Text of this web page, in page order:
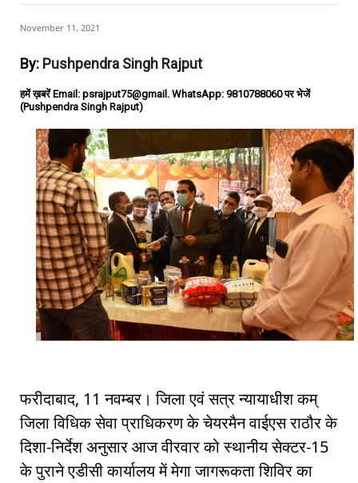
November 11, 2021
By: Pushpendra Singh Rajput
हमें ख़बरें Email: psrajput75@gmail. WhatsApp: 9810788060 पर भेजें
(Pushpendra Singh Rajput)
फरीदाबाद, 11 नवम्बर। जिला एवं सत्र न्यायाधीश कम्
जिला विधिक सेवा प्राधिकरण के चेयरमैन वाईएस राठौर के
दिशा-निर्देश अनुसार आज वीरवार को स्थानीय सेक्टर-15
के पुराने एडीसी कार्यालय में मेगा जागरूकता शिविर का